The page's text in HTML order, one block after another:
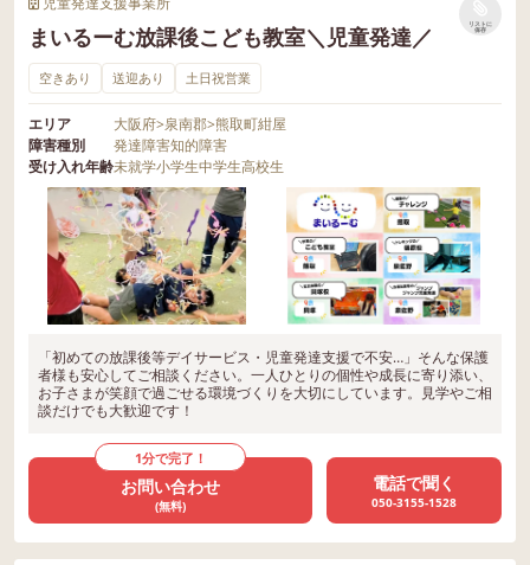
まいるーむ放課後こども教室＼児童発達／
リストに
保存
空きあり 送迎あり 土日祝営業
エリア 大阪府>泉南郡>熊取町紺屋
障害種別
発達障害知的障害
受け入れ年齢未就学小学生中学生高校生
「初めての放課後等デイサービス・児童発達支援で不安…」そんな保護
者様も安心してご相談ください。一人ひとりの個性や成長に寄り添い、
お子さまが笑顔で過ごせる環境づくりを大切にしています。見学やご相
談だけでも大歓迎です！
1分で完了！
お問い合わせ
(無料)
電話で聞く
050-3155-1528